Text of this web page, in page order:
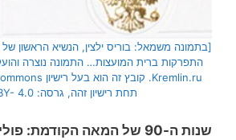
[בתמונה משמאל: בוריס ילצין, הנשיא הראשון
התפרקות ברית המועצות… התמונה נוצרה
תחת רישיון זהה, גרסה: CC BY- 4.0]
שנות ה-90 של המאה הקודמת: